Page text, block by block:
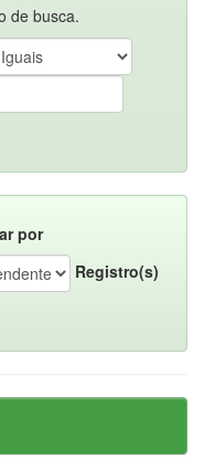
de busca.
por
Registro(s)